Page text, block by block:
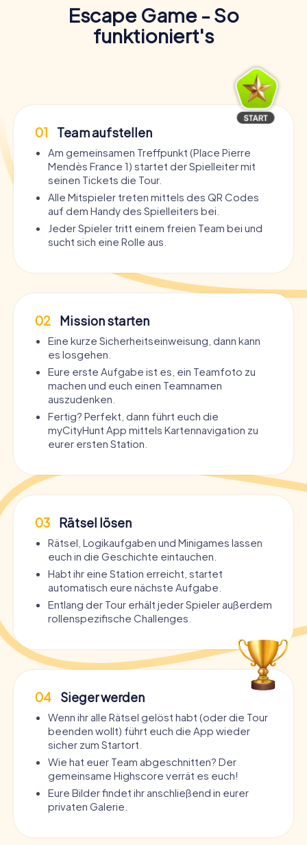
Escape Game - So
funktioniert's
01 Team aufstellen
Am gemeinsamen Treffpunkt (Place Pierre
Mendès France 1) startet der Spielleiter mit
seinen Tickets die Tour.
Alle Mitspieler treten mittels des QR Codes
auf dem Handy des Spielleiters bei.
Jeder Spieler tritt einem freien Team bei und
sucht sich eine Rolle aus.
02 Mission starten
Eine kurze Sicherheitseinweisung, dann kann
es losgehen.
Eure erste Aufgabe ist es, ein Teamfoto zu
machen und euch einen Teamnamen
auszudenken.
Fertig? Perfekt, dann führt euch die
myCityHunt App mittels Kartennavigation zu
eurer ersten Station.
03 Rätsel lösen
Rätsel, Logikaufgaben und Minigames lassen
euch in die Geschichte eintauchen.
Habt ihr eine Station erreicht, startet
automatisch eure nächste Aufgabe.
Entlang der Tour erhält jeder Spieler außerdem
rollenspezifische Challenges.
04 Sieger werden
Wenn ihr alle Rätsel gelöst habt (oder die Tour
beenden wollt) führt euch die App wieder
sicher zum Startort.
Wie hat euer Team abgeschnitten? Der
gemeinsame Highscore verrät es euch!
Eure Bilder findet ihr anschließend in eurer
privaten Galerie.